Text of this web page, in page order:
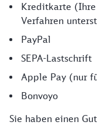
Kreditkarte (Ihre
Verfahren
PayPal
SEPA-Lastschrift
Apple Pay (nur
Bonvoyo
Sie haben einen